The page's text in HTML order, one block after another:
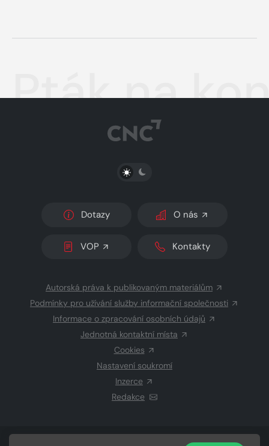
Pták na
PŘEPNOUT SVĚTLÝ/TMAVÝ REŽIM
Dotazy O nás
VOP Kontakty
Autorská práva k publikovaným materiálům
Podmínky pro užívání služby informační společnosti
Informace o zpracování osobních údajů
Jednotná kontaktní místa
Cookies
Nastavení soukromí
Inzerce
Redakce